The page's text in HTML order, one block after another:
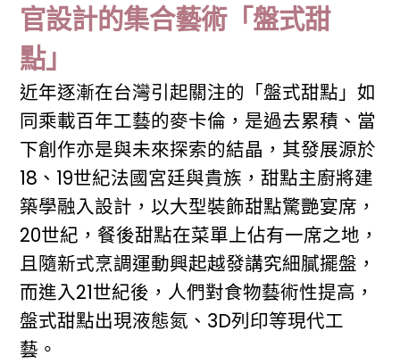
官設計的集合藝術「盤式甜
點」
近年逐漸在台灣引起關注的「盤式甜點」如
同乘載百年工藝的麥卡倫，是過去累積、當
下創作亦是與未來探索的結晶，其發展源於
18、19世紀法國宮廷與貴族，甜點主廚將建
築學融入設計，以大型裝飾甜點驚艷宴席，
20世紀，餐後甜點在菜單上佔有一席之地，
且隨新式烹調運動興起越發講究細膩擺盤，
而進入21世紀後，人們對食物藝術性提高，
盤式甜點出現液態氮、3D列印等現代工
藝。